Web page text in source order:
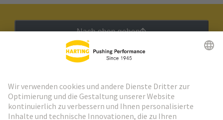
Nach oben gehen